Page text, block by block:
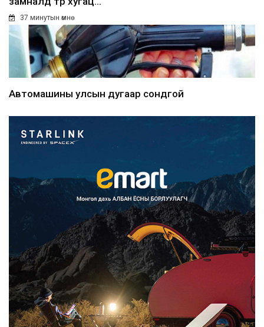
37 минутын өмнө
Автомашины улсын дугаар сондгой
Улаанбаатарт өдөртөө 30 хэм
43 минутын өмнө
Улсын чанартай хатуу хучилттай
авто замын талаас и...